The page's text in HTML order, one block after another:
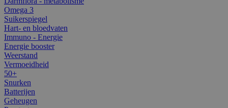
Omega 3
Suikerspiegel
Hart- en bloedvaten
Immuno - Energie
Energie booster
Weerstand
Vermoeidheid
50+
Snurken
Batterijen
Geheugen